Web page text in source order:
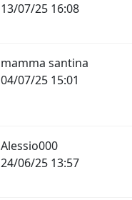
13/07/25 16:08
mamma santina
04/07/25 15:01
Alessio000
24/06/25 13:57